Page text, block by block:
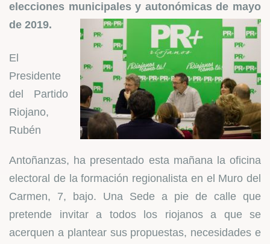
elecciones municipales y autonómicas de mayo
de 2019.
El
Presidente
del Partido
Riojano,
Rubén
Antoñanzas, ha presentado esta mañana la oficina
electoral de la formación regionalista en el Muro del
Carmen, 7, bajo. Una Sede a pie de calle que
pretende invitar a todos los riojanos a que se
acerquen a plantear sus propuestas, necesidades e